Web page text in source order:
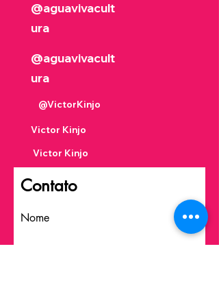
@aguavivacult
ura
@aguavivacult
ura
@VictorKinjo
Victor Kinjo
Victor Kinjo
Contato
Nome